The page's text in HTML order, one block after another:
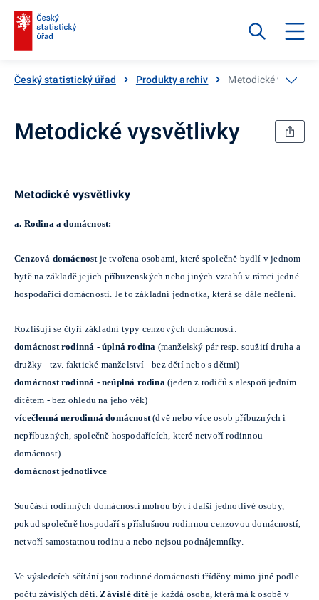
Český statistický úřad Produkty archiv Metodické
Metodické vysvětlivky
Metodické vysvětlivky
a. Rodina a domácnost:
Cenzová domácnost je tvořena osobami, které společně bydlí v jednom
bytě na základě jejich příbuzenských nebo jiných vztahů v rámci jedné
hospodařící domácnosti. Je to základní jednotka, která se dále nečlení.
Rozlišují se čtyři základní typy cenzových domácností:
domácnost rodinná - úplná rodina (manželský pár resp. soužití druha a
družky - tzv. faktické manželství - bez dětí nebo s dětmi)
domácnost rodinná - neúplná rodina (jeden z rodičů s alespoň jedním
dítětem - bez ohledu na jeho věk)
vícečlenná nerodinná domácnost (dvě nebo více osob příbuzných i
nepříbuzných, společně hospodařících, které netvoří rodinnou
domácnost)
domácnost jednotlivce
Součástí rodinných domácností mohou být i další jednotlivé osoby,
pokud společně hospodaří s příslušnou rodinnou cenzovou domácností,
netvoří samostatnou rodinu a nebo nejsou podnájemníky.
Ve výsledcích sčítání jsou rodinné domácnosti tříděny mimo jiné podle
počtu závislých dětí. Závislé dítěje každá osoba, která má k osobě v